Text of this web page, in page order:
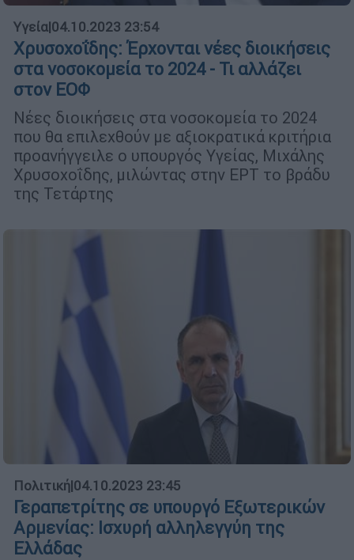
Υγεία|04.10.2023 23:54
Χρυσοχοΐδης: Έρχονται νέες διοικήσεις
στα νοσοκομεία το 2024 - Τι αλλάζει
στον ΕΟΦ
Νέες διοικήσεις στα νοσοκομεία το 2024
που θα επιλεχθούν με αξιοκρατικά κριτήρια
προανήγγειλε ο υπουργός Υγείας, Μιχάλης
Χρυσοχοΐδης, μιλώντας στην ΕΡΤ το βράδυ
της Τετάρτης
Πολιτική|04.10.2023 23:45
Γεραπετρίτης σε υπουργό Εξωτερικών
Αρμενίας: Ισχυρή αλληλεγγύη της
Ελλάδας